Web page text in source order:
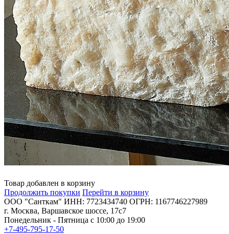
Товар добавлен в корзину
Продолжить покупки Перейти в корзину
ООО "Санткам" ИНН: 7723434740 ОГРН: 1167746227989
г. Москва, Варшавское шоссе, 17с7
Понедельник - Пятница с 10:00 до 19:00
+7-495-795-17-50